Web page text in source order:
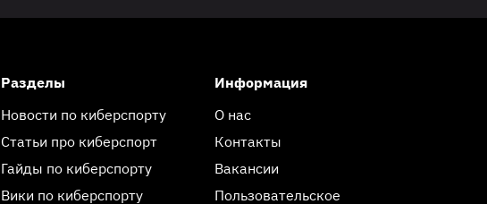
Разделы
Новости по киберспорту
Статьи про киберспорт
Гайды по киберспорту
Вики по киберспорту
Информация
О нас
Контакты
Вакансии
Пользовательское